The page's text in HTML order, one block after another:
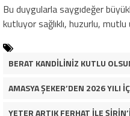
Bu duygularla saygıdeğer
kutluyor sağlıklı, huzurlu,
BERAT KANDİLİNİZ KUTLU
AMASYA ŞEKER’DEN 2026 YILI